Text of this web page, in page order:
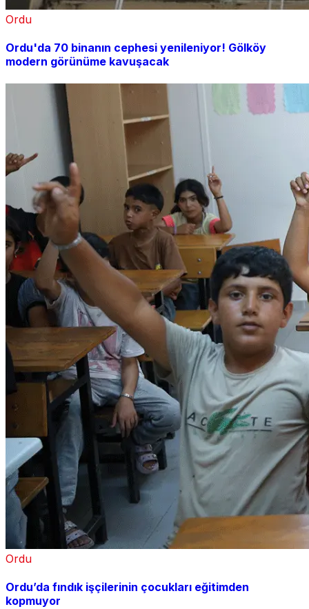
Ordu
Ordu'da 70 binanın cephesi yenileniyor! Gölköy
modern görünüme kavuşacak
Ordu
Ordu’da fındık işçilerinin çocukları eğitimden
kopmuyor